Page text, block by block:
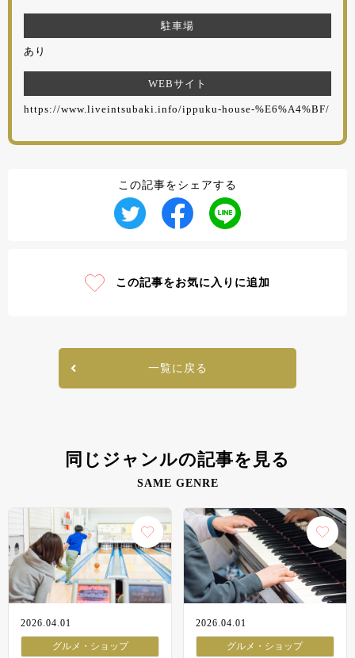
駐車場
あり
WEBサイト
https://www.liveintsubaki.info/ippuku-house-%E6%A4%BF/
この記事をシェアする
この記事をお気に入りに追加
一覧に戻る
同じジャンルの記事を見る
SAME GENRE
2026.04.01
グルメ・ショップ
2026.04.01
グルメ・ショップ